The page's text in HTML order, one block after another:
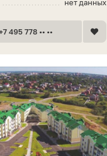
нет данных
495 778 •• ••